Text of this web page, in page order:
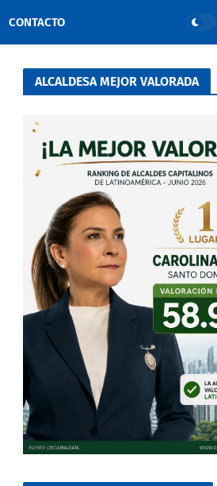
CONTACTO
ALCALDESA MEJOR VALORADA